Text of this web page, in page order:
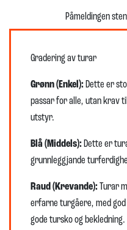
Påmeldingen
Gradering av turar
Grønn (Enkel):Dette er
passar for alle, utan krav
utstyr.
Blå (Middels):Dette er
grunnleggjande
Raud (Krevande):Turar
erfarne turgåere, med
gode tursko og bekledning.